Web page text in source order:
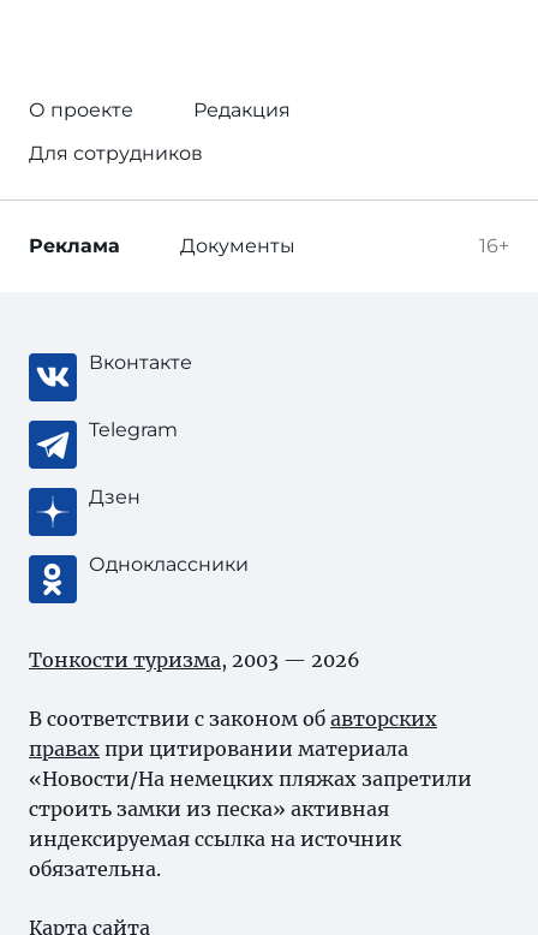
О проекте
Редакция
Для сотрудников
16+
Реклама Документы
Вконтакте
Telegram
Дзен
Одноклассники
Тонкости туризма, 2003 — 2026
В соответствии с законом об авторских
правах при цитировании материала
«Новости/На немецких пляжах запретили
строить замки из песка» активная
индексируемая ссылка на источник
обязательна.
Карта сайта